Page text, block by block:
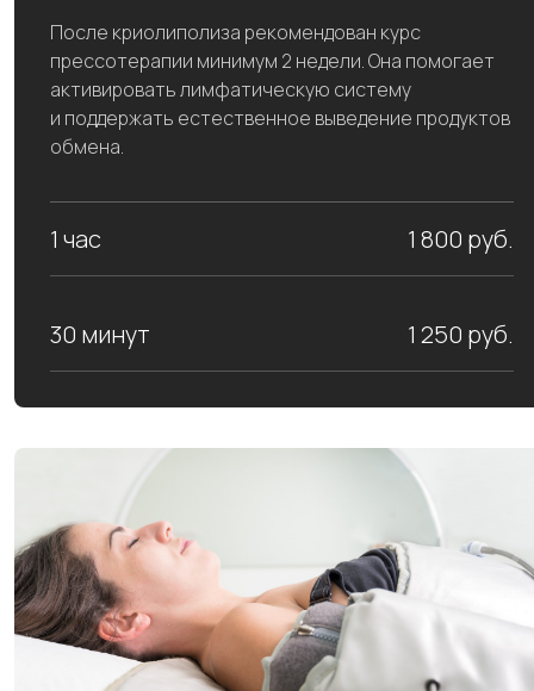
После криолиполиза рекомендован курс
прессотерапии минимум 2 недели. Она помогает
активировать лимфатическую систему
и поддержать естественное выведение продуктов
обмена.
1 час 1 800 руб.
30 минут 1 250 руб.